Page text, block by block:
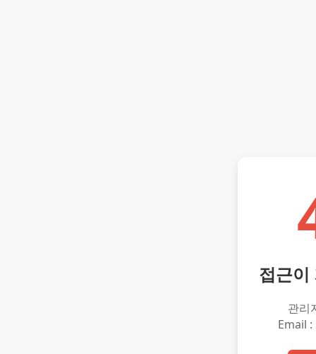
접근이
관리
Email